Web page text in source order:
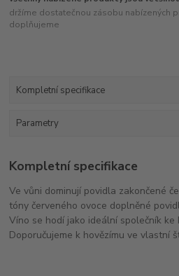
držíme dostatečnou zásobu nabízených
doplňujeme
Kompletní specifikace
Parametry
Kompletní specifikace
Ve vůni dominují povidla zakončené
tóny červeného ovoce doplněné
Víno se hodí jako ideální společník ke
Doporučujeme k hovězímu ve vlastní